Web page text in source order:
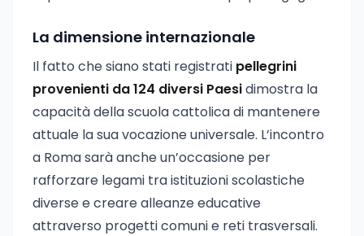
La dimensione internazionale
Il fatto che siano stati registrati pellegrini
provenienti da 124 diversi Paesidimostra la
capacità della scuola cattolica di mantenere
attuale la sua vocazione universale. L’incontro
a Roma sarà anche un’occasione per
rafforzare legami tra istituzioni scolastiche
diverse e creare alleanze educative
attraverso progetti comuni e reti trasversali.